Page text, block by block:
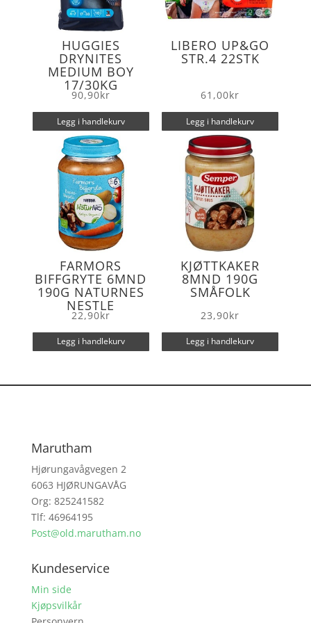
HUGGIES
DRYNITES
MEDIUM BOY
17/30KG
90,90kr
Legg i handlekurv
LIBERO UP&GO
STR.4 22STK
61,00kr
Legg i handlekurv
FARMORS
BIFFGRYTE 6MND
190G NATURNES
NESTLE
22,90kr
Legg i handlekurv
KJØTTKAKER
8MND 190G
SMÅFOLK
23,90kr
Legg i handlekurv
Marutham
Hjørungavågvegen 2
6063 HJØRUNGAVÅG
Org: 825241582
Tlf: 46964195
Post@old.marutham.no
Kundeservice
Min side
Kjøpsvilkår